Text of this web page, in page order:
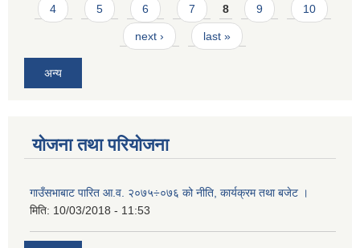
4 5 6 7 8 9 10
next › last »
अन्य
योजना तथा परियोजना
गाउँसभाबाट पारित आ.व. २०७५÷०७६ को नीति, कार्यक्रम तथा बजेट ।
मिति: 10/03/2018 - 11:53